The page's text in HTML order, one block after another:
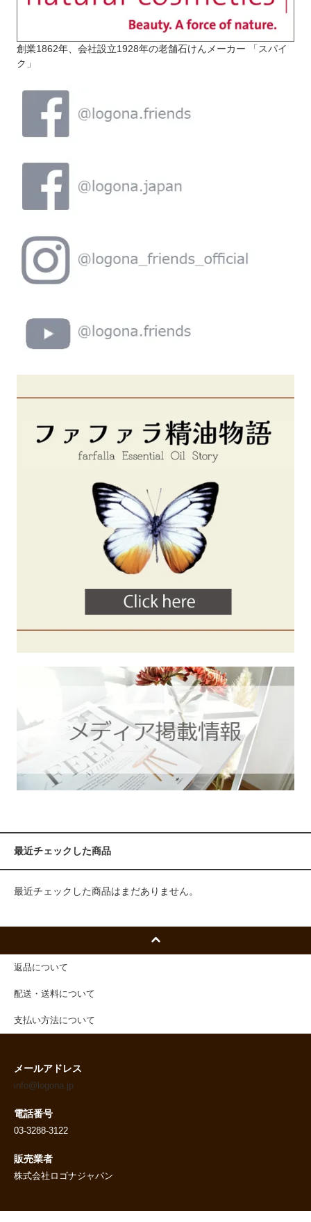
創業1862年、会社設立1928年の老舗石けんメーカー 「スパイ
ク」
最近チェックした商品
最近チェックした商品はまだありません。
返品について
配送・送料について
支払い方法について
メールアドレス
info@logona.jp
電話番号
03-3288-3122
販売業者
株式会社ロゴナジャパン